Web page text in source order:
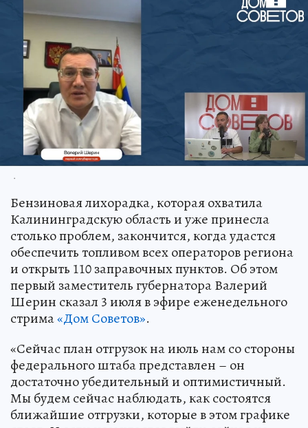
.
Бензиновая лихорадка, которая охватила
Калининградскую область и уже принесла
столько проблем, закончится, когда удастся
обеспечить топливом всех операторов региона
и открыть 110 заправочных пунктов. Об этом
первый заместитель губернатора Валерий
Шерин сказал 3 июля в эфире еженедельного
стрима«Дом Советов».
«Сейчас план отгрузок на июль нам со стороны
федерального штаба представлен – он
достаточно убедительный и оптимистичный.
Мы будем сейчас наблюдать, как состоятся
ближайшие отгрузки, которые в этом графике